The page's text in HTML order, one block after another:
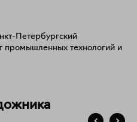
обществе. Участник
в том числе,
года выставляется
находятся в частных
Петербургский
промышленных технологий и